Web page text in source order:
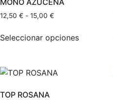
MONO AZUCENA
12,50 € - 15,00 €
Seleccionar opciones
TOP ROSANA